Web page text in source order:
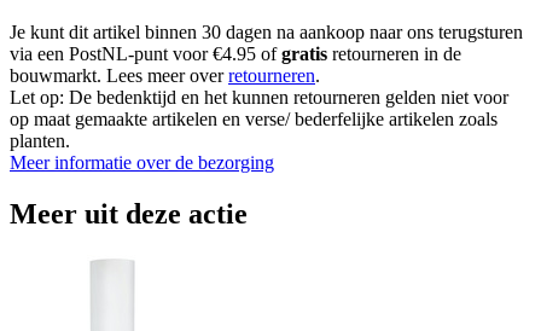
Je kunt dit artikel binnen 30 dagen na aankoop naar ons terugsturen
via een PostNL-punt voor €4.95 ofgratis retourneren in de
bouwmarkt. Lees meer overretourneren.
Let op: De bedenktijd en het kunnen retourneren gelden niet voor
op maat gemaakte artikelen en verse/ bederfelijke artikelen zoals
planten.
Meer informatie over de bezorging
Meer uit deze actie